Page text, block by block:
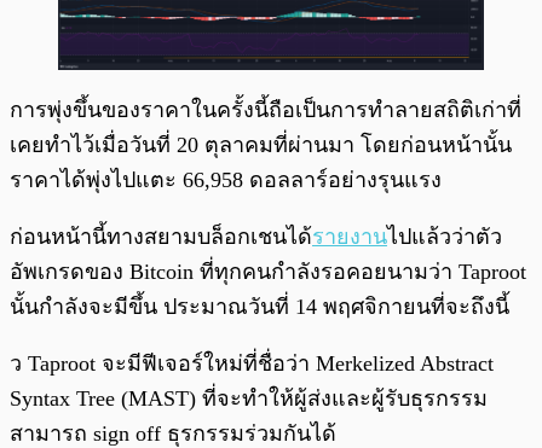
การพุ่งขึ้นของราคาในครั้งนี้ถือเป็นการทำลายสถิติเก่าที่
เคยทำไว้เมื่อวันที่ 20 ตุลาคมที่ผ่านมา โดยก่อนหน้านั้น
ราคาได้พุ่งไปแตะ 66,958 ดอลลาร์อย่างรุนแรง
ก่อนหน้านี้ทางสยามบล็อกเชนได้รายงานไปแล้วว่าตัว
อัพเกรดของ Bitcoin ที่ทุกคนกำลังรอคอยนามว่า Taproot
นั้นกำลังจะมีขึ้น ประมาณวันที่ 14 พฤศจิกายนที่จะถึงนี้
ว Taproot จะมีฟีเจอร์ใหม่ที่ชื่อว่า Merkelized Abstract
Syntax Tree (MAST) ที่จะทำให้ผู้ส่งและผู้รับธุรกรรม
สามารถ sign off ธุรกรรมร่วมกันได้